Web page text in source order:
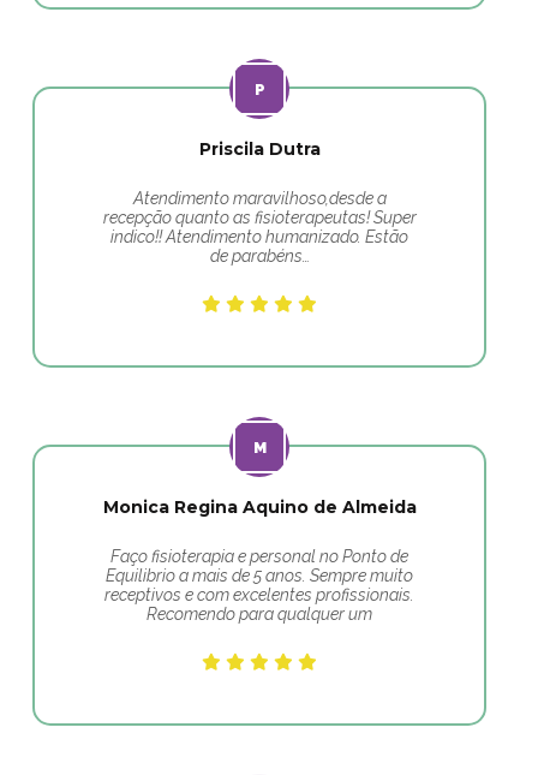
Priscila Dutra
Atendimento maravilhoso,desde a
recepção quanto as fisioterapeutas! Super
indico!! Atendimento humanizado. Estão
de parabéns…
Monica Regina Aquino de Almeida
Faço fisioterapia e personal no Ponto de
Equilibrio a mais de 5 anos. Sempre muito
receptivos e com excelentes profissionais.
Recomendo para qualquer um